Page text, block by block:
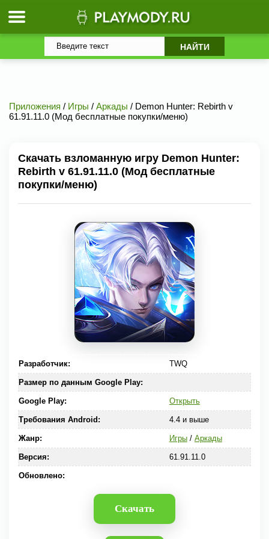
Приложения / Игры / Аркады / Demon Hunter: Rebirth v
61.91.11.0 (Мод бесплатные покупки/меню)
Скачать взломанную игру Demon Hunter:
Rebirth v 61.91.11.0 (Мод бесплатные
покупки/меню)
Разработчик: TWQ
Размер по данным Google Play:
Google Play: Открыть
Требования Android: 4.4 и выше
Жанр: Игры/ Аркады
Версия: 61.91.11.0
Обновлено:
Скачать